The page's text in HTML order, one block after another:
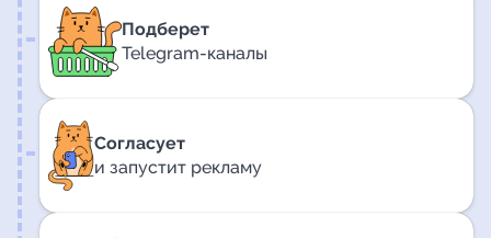
Подберет
Telegram-каналы
Согласует
и запустит рекламу